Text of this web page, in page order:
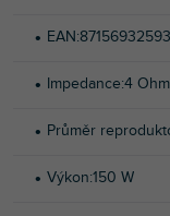
EAN:
Impedance:4 Ohm
Průměr
Výkon:150 W